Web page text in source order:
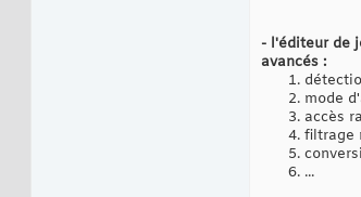
- l'éditeur de
avancés :
mode
accès
filtrage
...